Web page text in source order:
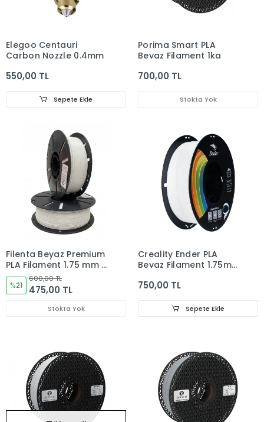
Elegoo Centauri
Carbon Nozzle 0.4mm
550,00 TL
Sepete Ekle
Porima Smart PLA
Beyaz Filament 1kg
700,00 TL
Stokta Yok
Filenta Beyaz Premium
PLA Filament 1.75 mm –
1 kg
%21
600,00 TL
475,00 TL
Stokta Yok
Creality Ender PLA
Beyaz Filament 1.75mm
750,00 TL
Sepete Ekle